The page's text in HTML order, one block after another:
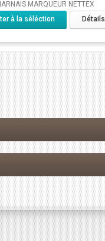
MARQUEUR NETTEX
à la séléction
Détails